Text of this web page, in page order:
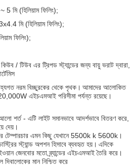
5 মি (হিলিয়াম ফিলিং);
মি (হিলিয়াম ফিলিং);
ফিলিং);
/ টিউব এর ট্রিপড স্ট্যান্ডের জন্য বায়ু ভরাট দ্বারা,
নরম বিচ্ছুরকের থেকে পৃথক। আমাদের আলোকিত
এইচএমআই পরিসীমা পর্যন্ত রয়েছে।
শর্ত - এটি লাইট সমানভাবে আদর্শভাবে বিতরণ করে,
দেয়।
টেম্পারচার এমন কিছু যেখানে 5500k k 5600k।
স্ট্যান্ড অপশন হিসাবে ব্যবহৃত হয়। এদিকে
জেনবোর মতো ব্র্যান্ডের এইচএমআই তৈরি করে।
মান নিশ্চিত করে